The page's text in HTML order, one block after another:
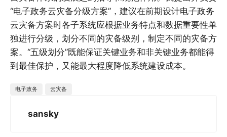
“电子政务云灾备分级方案”，建议在前期设计电子政务
云灾备方案时各子系统应根据业务特点和数据重要性单
独进行分级，划分不同的灾备级别，制定不同的灾备方
案。“五级划分”既能保证关键业务和非关键业务都能得
到最佳保护，又能最大程度降低系统建设成本。
电子政务 云灾备
sansky